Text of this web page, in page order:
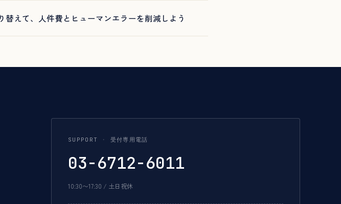
替えて、人件費とヒューマンエラーを削減しよう
SUPPORT 受付専用電話
03-6712-6011
10:30〜17:30 / 土日祝休